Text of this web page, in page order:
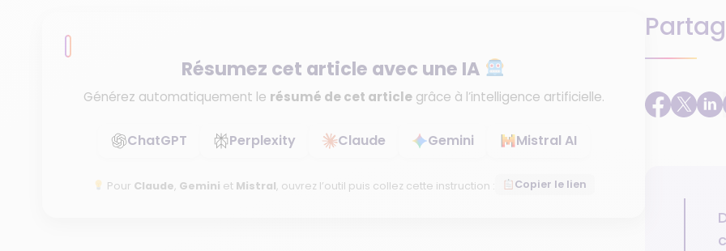
Résumez cet article avec une IA
Générez automatiquement le résumé de cet articlegrâce à l’intelligence artificielle.
ChatGPT Perplexity Claude Gemini Mistral AI
Pour Claude, Gemini et Mistral, ouvrez l’outil puis collez cette instruction : Copier le lien